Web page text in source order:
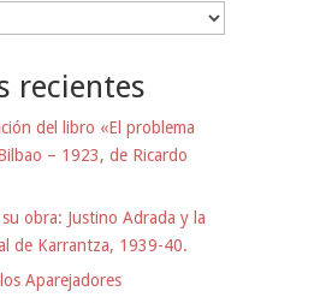
recientes
del libro «El problema
– 1923, de Ricardo
obra: Justino Adrada y la
de Karrantza, 1939-40.
Aparejadores